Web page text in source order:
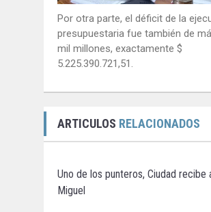
Por otra parte, el déficit de la
presupuestaria fue también de
mil millones, exactamente $
5.225.390.721,51.
ARTICULOS RELACIONADOS
Uno de los punteros, Ciudad recibe
Miguel